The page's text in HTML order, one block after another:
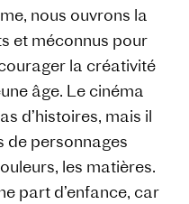
nous ouvrons la
et méconnus pour
la créativité
âge. Le cinéma
d’histoires, mais il
de personnages
les matières.
part d’enfance, car